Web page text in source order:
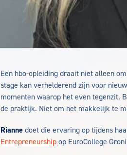
Een hbo-opleiding draait niet alleen
stage kan verhelderend zijn voor
momenten waarop het even tegenzit.
de praktijk. Niet om het makkelijk te
Rianne doet die ervaring op tijdens
Entrepreneurship op EuroCollege